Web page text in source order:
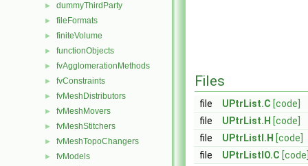
► dummyThirdParty
► fileFormats
► finiteVolume
► functionObjects
► fvAgglomerationMethods
► fvConstraints
► fvMeshDistributors
► fvMeshMovers
► fvMeshStitchers
► fvMeshTopoChangers
► fvModels
Files
file UPtrList.C [code]
file
UPtrList.H [code]
file
UPtrListI.H [code]
file
UPtrListIO.C